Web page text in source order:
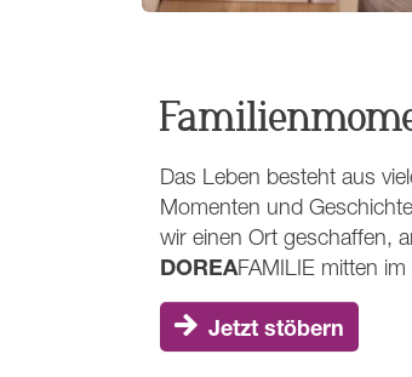
Das Leben besteht aus
Momenten und
wir einen Ort geschaffen,
DOREAFAMILIE mitten
Jetzt stöbern